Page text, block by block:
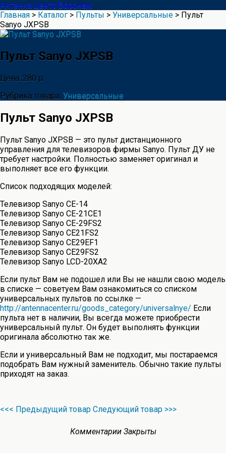
Антенна Центр Воронеж
Главная > Каталог > Пульты > Универсальные > Пульт
Sanyo JXPSB
Пульт Sanyo JXPSB
Цена: 280 р
Рубрика товара: Универсальные
Пульт Sanyo JXPSB
Пульт Sanyo JXPSB — это пульт дистанционного
управления для телевизоров фирмы Sanyo. Пульт ДУ не
требует настройки. Полностью заменяет оригинал и
выполняет все его функции.
Список подходящих моделей:
Телевизор Sanyo CE-14
Телевизор Sanyo CE-21CE1
Телевизор Sanyo CE-29FS2
Телевизор Sanyo CE21FS2
Телевизор Sanyo CE29EF1
Телевизор Sanyo CE29FS2
Телевизор Sanyo LCD-20XA2
Если пульт Вам не подошел или Вы не нашли свою модель
в списке — советуем Вам ознакомиться со списком
универсальных пультов по ссылке —
http://antennacenter.ru/goods_category/universalnye/ Если
пульта нет в наличии, Вы всегда можете приобрести
универсальный пульт. Он будет выполнять функции
оригинала абсолютно так же.
Если и универсальный Вам не подходит, мы постараемся
подобрать Вам нужный заменитель. Обычно такие пульты
приходят на заказ.
<<< Предыдущий товар Следующий товар >>>
Комментарии Закрыты